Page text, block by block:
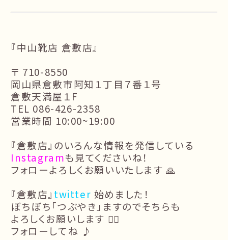
『中山靴店 倉敷店』
〒 710-8550
岡山県倉敷市阿知１丁目７番１号
倉敷天満屋１F
TEL 086-426-2358
営業時間 10:00~19:00
『倉敷店』のいろんな情報を発信している
Instagramも見てくださいね！
フォローよろしくお願いいたします 🙏
『倉敷店』 twitter 始めました！
ぼちぼち「つぶやき」ますのでそちらも
よろしくお願いします 🙇‍♂️
フォローしてね ♪